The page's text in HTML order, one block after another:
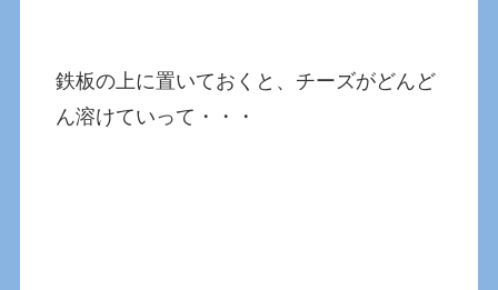
鉄板の上に置いておくと、チーズがどんど
ん溶けていって・・・